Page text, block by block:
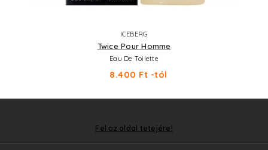
ICEBERG
Twice Pour Homme
Eau De Toilette
8.400 Ft -tól
Fel az oldal tetejére!